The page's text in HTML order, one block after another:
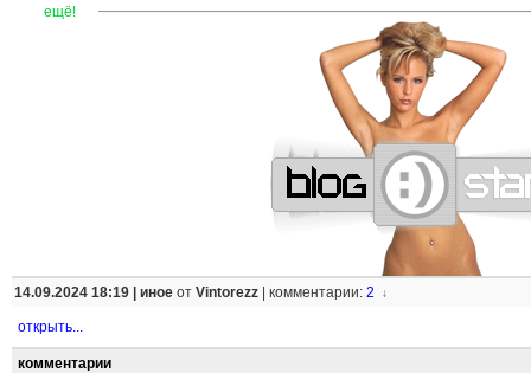
ещё! ——————————————————————
14.09.2024 18:19 | иное от Vintorezz комментарии: 2 ↓
открыть...
комментарии